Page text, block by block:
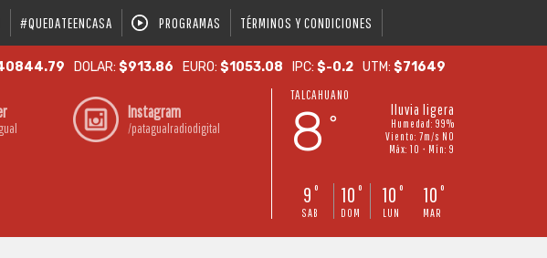
#QUEDATEENCASA PROGRAMAS TÉRMINOS Y CONDICIONES
DOLAR:$913.86 EURO:$1053.08 IPC:$-0.2 UTM:$71649
Instagram
/patagualradiodigital
TALCAHUANO
8 °
lluvia ligera
Humedad: 99%
Viento: 7m/s NO
Máx: 10 • Mín: 9
9 °
SAB
10 °
DOM
10 °
LUN
10 °
MAR